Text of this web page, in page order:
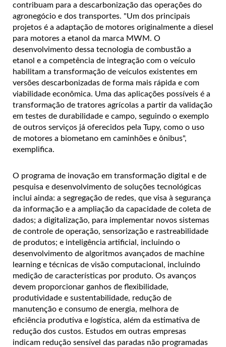
contribuam para a descarbonização das operações do
agronegócio e dos transportes. "Um dos principais
projetos é a adaptação de motores originalmente a diesel
para motores a etanol da marca MWM. O
desenvolvimento dessa tecnologia de combustão a
etanol e a competência de integração com o veículo
habilitam a transformação de veículos existentes em
versões descarbonizadas de forma mais rápida e com
viabilidade econômica. Uma das aplicações possíveis é a
transformação de tratores agrícolas a partir da validação
em testes de durabilidade e campo, seguindo o exemplo
de outros serviços já oferecidos pela Tupy, como o uso
de motores a biometano em caminhões e ônibus",
exemplifica.
O programa de inovação em transformação digital e de
pesquisa e desenvolvimento de soluções tecnológicas
inclui ainda: a segregação de redes, que visa à segurança
da informação e a ampliação da capacidade de coleta de
dados; a digitalização, para implementar novos sistemas
de controle de operação, sensorização e rastreabilidade
de produtos; e inteligência artificial, incluindo o
desenvolvimento de algoritmos avançados de machine
learning e técnicas de visão computacional, incluindo
medição de características por produto. Os avanços
devem proporcionar ganhos de flexibilidade,
produtividade e sustentabilidade, redução de
manutenção e consumo de energia, melhora de
eficiência produtiva e logística, além da estimativa de
redução dos custos. Estudos em outras empresas
indicam redução sensível das paradas não programadas